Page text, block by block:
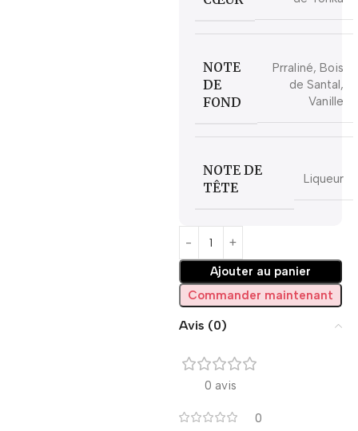
NOTE
DE
FOND
Prraliné, Bois
de Santal,
Vanille
NOTE DE
TÊTE
Liqueur
Ajouter au panier
Commander maintenant
Avis (0)
0 avis
0